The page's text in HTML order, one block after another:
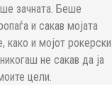
зачната. Беше
и сакав мојата
како и мојот рокерски
не сакав да ја
цели.